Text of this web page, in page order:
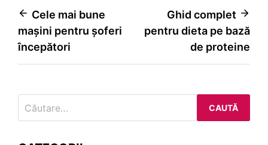
Navigare
în
articole
Cele mai bune
mașini pentru șoferi
începători
Ghid complet
pentru dieta pe bază
de proteine
după: